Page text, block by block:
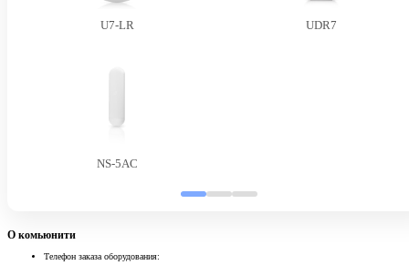
U7-LR UDR7
NS-5AC
О комьюнити
Телефон заказа оборудования: